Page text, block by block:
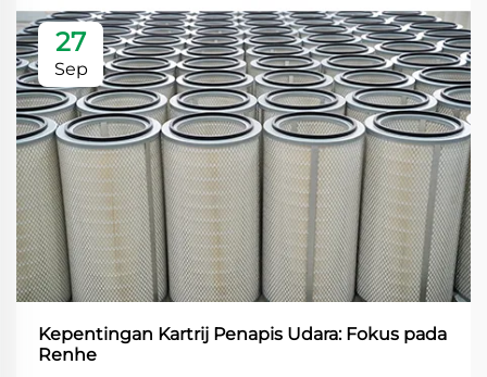
27
Sep
Kepentingan Kartrij Penapis Udara: Fokus pada
Renhe